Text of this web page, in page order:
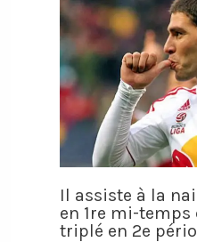
Il assiste à la
en 1re mi-
triplé en 2e